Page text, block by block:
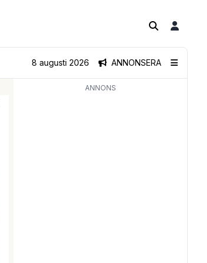
ANNONSERA
8 augusti 2026
ANNONS